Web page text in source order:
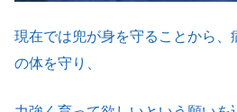
現在では兜が身を守ることから、
の体を守り、